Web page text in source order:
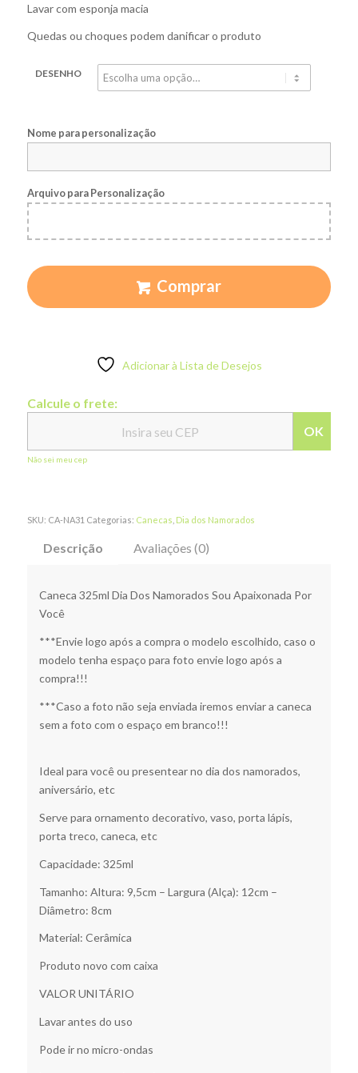
Lavar com esponja macia
Quedas ou choques podem danificar o produto
DESENHO
Nome para personalização
Arquivo para Personalização
Comprar
Adicionar à Lista de Desejos
Calcule o frete:
OK
Não sei meu cep
SKU: CA-NA31 Categorias: Canecas Dia dos Namorados
Descrição Avaliações (0)
Caneca 325ml Dia Dos Namorados Sou Apaixonada Por
Você
***Envie logo após a compra o modelo escolhido, caso o
modelo tenha espaço para foto envie logo após a
compra!!!
***Caso a foto não seja enviada iremos enviar a caneca
sem a foto com o espaço em branco!!!
Ideal para você ou presentear no dia dos namorados,
aniversário, etc
Serve para ornamento decorativo, vaso, porta lápis,
porta treco, caneca, etc
Capacidade: 325ml
Tamanho: Altura: 9,5cm – Largura (Alça): 12cm –
Diâmetro: 8cm
Material: Cerâmica
Produto novo com caixa
VALOR UNITÁRIO
Lavar antes do uso
Pode ir no micro-ondas